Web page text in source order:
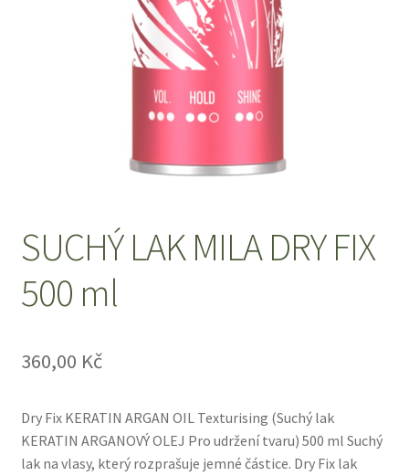
SUCHÝ LAK MILA DRY FIX
500 ml
360,00 Kč
Dry Fix KERATIN ARGAN OIL Texturising (Suchý lak
KERATIN ARGANOVÝ OLEJ Pro udržení tvaru) 500 ml Suchý
lak na vlasy, který rozprašuje jemné částice. Dry Fix lak